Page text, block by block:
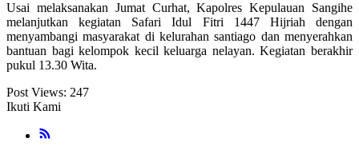
Usai melaksanakan Jumat Curhat, Kapolres Kepulauan Sangihe
melanjutkan kegiatan Safari Idul Fitri 1447 Hijriah dengan
menyambangi masyarakat di kelurahan santiago dan menyerahkan
bantuan bagi kelompok kecil keluarga nelayan. Kegiatan berakhir
pukul 13.30 Wita.
Post Views: 247
Ikuti Kami